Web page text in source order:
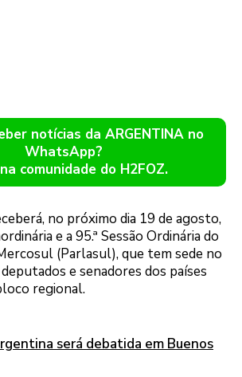
notícias da ARGENTINA no
WhatsApp?
comunidade do H2FOZ.
no próximo dia 19 de agosto,
e a 95.ª Sessão Ordinária do
(Parlasul), que tem sede no
e senadores dos países
regional.
será debatida em Buenos